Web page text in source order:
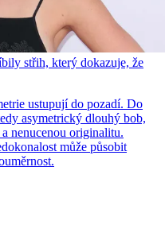
střih, který dokazuje, že
ustupují do pozadí. Do
asymetrický dlouhý bob,
nenucenou originalitu.
může působit